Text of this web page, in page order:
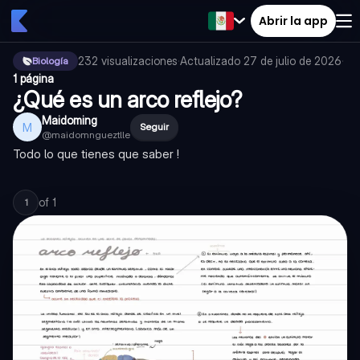
Abrir la app
Biología 232 visualizaciones·Actualizado 27 de julio de 2026·
1 página
¿Qué es un arco reflejo?
M Maidoming
@maidomngueztlle
Seguir
Todo lo que tienes que saber !
1 of 1